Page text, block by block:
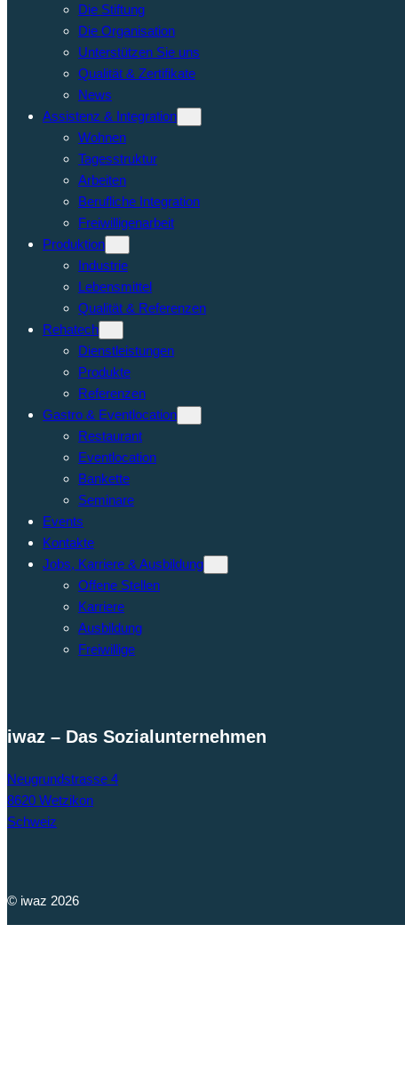
Die Stiftung
Die Organisation
Unterstützen Sie uns
Qualität & Zertifikate
News
Assistenz & Integration
Wohnen
Tagesstruktur
Arbeiten
Berufliche Integration
Freiwilligenarbeit
Produktion
Industrie
Lebensmittel
Qualität & Referenzen
Rehatech
Dienstleistungen
Produkte
Referenzen
Gastro & Eventlocation
Restaurant
Eventlocation
Bankette
Seminare
Events
Kontakte
Jobs, Karriere & Ausbildung
Offene Stellen
Karriere
Ausbildung
Freiwillige
iwaz – Das Sozialunternehmen
Neugrundstrasse 4
8620 Wetzikon
Schweiz
© iwaz 2026